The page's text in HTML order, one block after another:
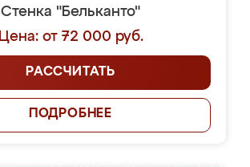
Стенка "Бельканто"
Цена: от 72 000 руб.
РАССЧИТАТЬ
ПОДРОБНЕЕ